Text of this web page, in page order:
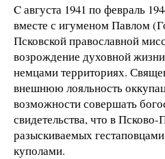
C августа 1941 по февраль
вместе с игуменом Павлом
Псковской православной
возрождение духовной
немцами территориях.
внешнюю лояльность
возможности совершать
свидетельства, что в
разыскиваемых
куполами.